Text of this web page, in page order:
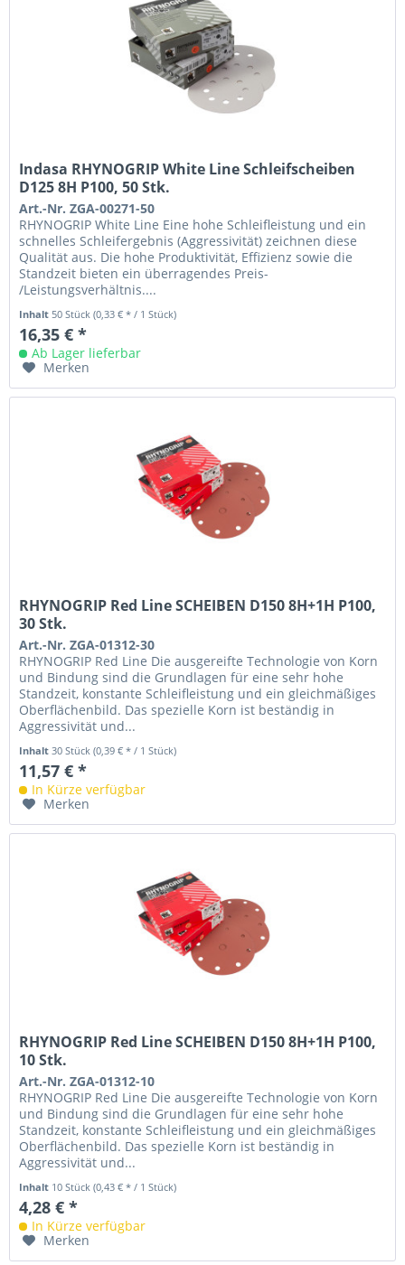
Indasa RHYNOGRIP White Line Schleifscheiben
D125 8H P100, 50 Stk.
Art.-Nr. ZGA-00271-50
RHYNOGRIP White Line Eine hohe Schleifleistung und ein
schnelles Schleifergebnis (Aggressivität) zeichnen diese
Qualität aus. Die hohe Produktivität, Effizienz sowie die
Standzeit bieten ein überragendes Preis-
/Leistungsverhältnis....
Inhalt50 Stück(0,33 € * / 1 Stück)
16,35 € *
Ab Lager lieferbar
Merken
RHYNOGRIP Red Line SCHEIBEN D150 8H+1H P100,
30 Stk.
Art.-Nr. ZGA-01312-30
RHYNOGRIP Red Line Die ausgereifte Technologie von Korn
und Bindung sind die Grundlagen für eine sehr hohe
Standzeit, konstante Schleifleistung und ein gleichmäßiges
Oberflächenbild. Das spezielle Korn ist beständig in
Aggressivität und...
Inhalt 30 Stück(0,39 € * / 1 Stück)
11,57 € *
In Kürze verfügbar
Merken
RHYNOGRIP Red Line SCHEIBEN D150 8H+1H P100,
10 Stk.
Art.-Nr. ZGA-01312-10
RHYNOGRIP Red Line Die ausgereifte Technologie von Korn
und Bindung sind die Grundlagen für eine sehr hohe
Standzeit, konstante Schleifleistung und ein gleichmäßiges
Oberflächenbild. Das spezielle Korn ist beständig in
Aggressivität und...
Inhalt 10 Stück(0,43 € * / 1 Stück)
4,28 € *
In Kürze verfügbar
Merken